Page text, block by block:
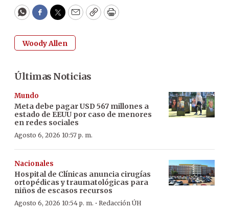
WhatsApp
Facebook
Twitter
EmailCopyPrint
Woody Allen
Últimas Noticias
Mundo
Meta debe pagar USD 567 millones a
estado de EEUU por caso de menores
en redes sociales
Agosto 6, 2026 10:57 p. m.
Nacionales
Hospital de Clínicas anuncia cirugías
ortopédicas y traumatológicas para
niños de escasos recursos
Agosto 6, 2026 10:54 p. m. · Redacción ÚH